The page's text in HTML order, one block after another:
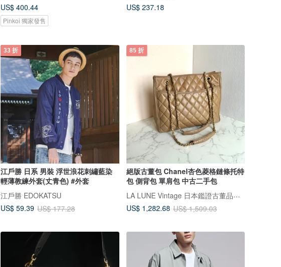
US$ 400.44
Pinkoi 獨家發售
US$ 237.18
33 折
江戶勝 日系 男裝 浮世浪花刺繡藍染
輕薄教練外套(丈青色) #外套
江戶勝 EDOKATSU
US$ 59.39 US$ 177.28
85 折
絕版古董包 Chanel杏色菱格鏈條托特
包 側背包 單肩包 中古二手包
LA LUNE Vintage 日本鑑證古董品選物店
US$ 1,282.68 US$ 1,509.03